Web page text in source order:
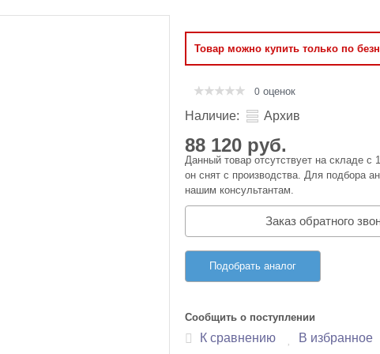
Товар можно купить только по
0 оценок
Наличие: Архив
88 120 руб.
Данный товар отсутствует на складе с
он снят с производства. Для подбора
нашим консультантам.
Заказ обратного
Подобрать аналог
Сообщить о поступлении
К сравнению В избранное
память